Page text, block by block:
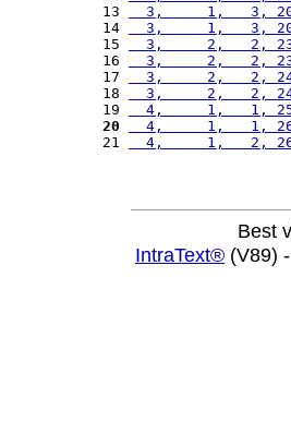
13
3,     1,   3,
14
3,     1,   3,
15
3,     2,   2,
16
3,     2,   2,
17
3,     2,   2,
18
3,     2,   2,
19
4,     1,   1,
20
4,     1,   1,
21
4,     1,   2,
Best
IntraText® (V89)